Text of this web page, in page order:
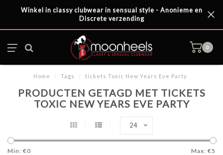
Winkel in classy clubwear in sensual style - Anonieme en
Discrete verzending
0
Home / Tags / tickets Toxic New Years Eve Party
PRODUCTEN GETAGD MET TICKETS
TOXIC NEW YEARS EVE PARTY
24
Min: €0 Max: €5